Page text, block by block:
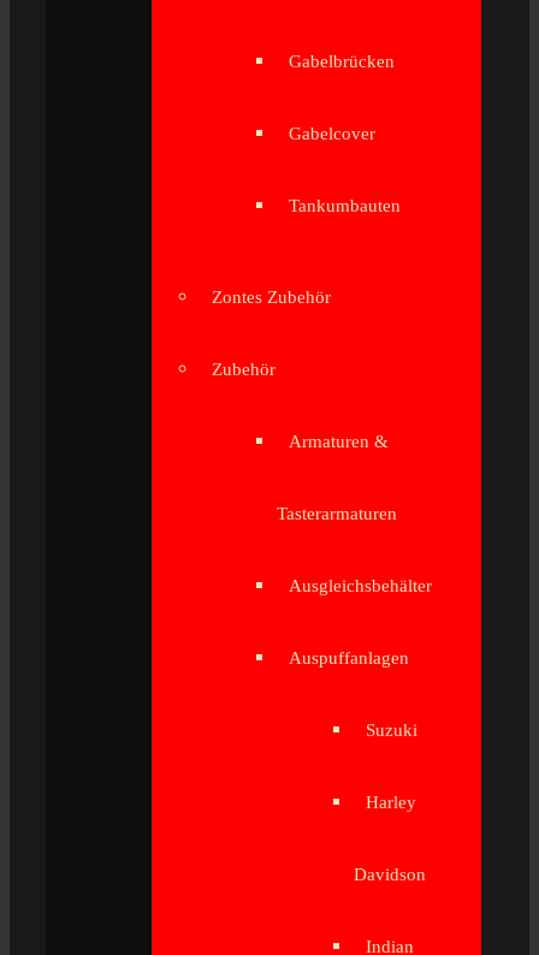
Gabelbrücken
Gabelcover
Tankumbauten
Zontes Zubehör
Zubehör
Armaturen &
Tasterarmaturen
Ausgleichsbehälter
Auspuffanlagen
Suzuki
Harley
Davidson
Indian